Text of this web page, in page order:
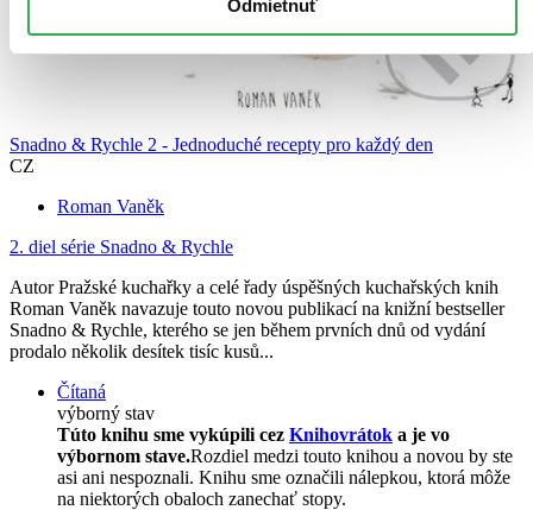
Odmietnuť
Snadno & Rychle 2 - Jednoduché recepty pro každý den
CZ
Roman Vaněk
2. diel série Snadno & Rychle
Autor Pražské kuchařky a celé řady úspěšných kuchařských knih
Roman Vaněk navazuje touto novou publikací na knižní bestseller
Snadno & Rychle, kterého se jen během prvních dnů od vydání
prodalo několik desítek tisíc kusů...
Čítaná
výborný stav
Túto knihu sme vykúpili cez Knihovrátok a je vo
výbornom stave.Rozdiel medzi touto knihou a novou by ste
asi ani nespoznali. Knihu sme označili nálepkou, ktorá môže
na niektorých obaloch zanechať stopy.